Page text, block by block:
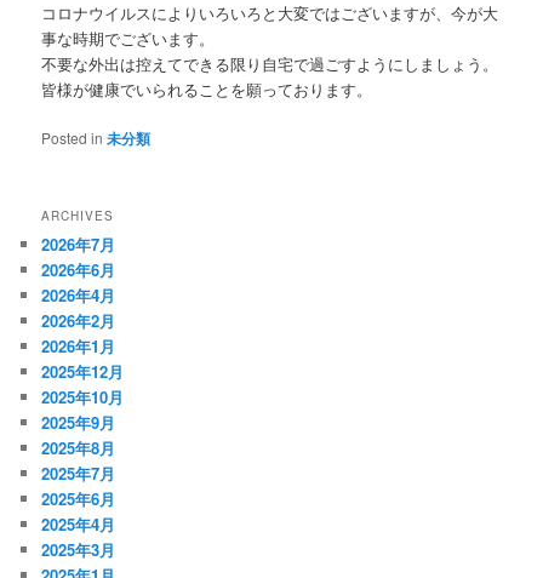
コロナウイルスによりいろいろと大変ではございますが、今が大
事な時期でございます。
不要な外出は控えてできる限り自宅で過ごすようにしましょう。
皆様が健康でいられることを願っております。
Posted in 未分類
ARCHIVES
2026年7月
2026年6月
2026年4月
2026年2月
2026年1月
2025年12月
2025年10月
2025年9月
2025年8月
2025年7月
2025年6月
2025年4月
2025年3月